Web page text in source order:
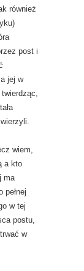
również
post i
jej w
wiem,
a kto
ma
pełnej
w tej
postu,
w